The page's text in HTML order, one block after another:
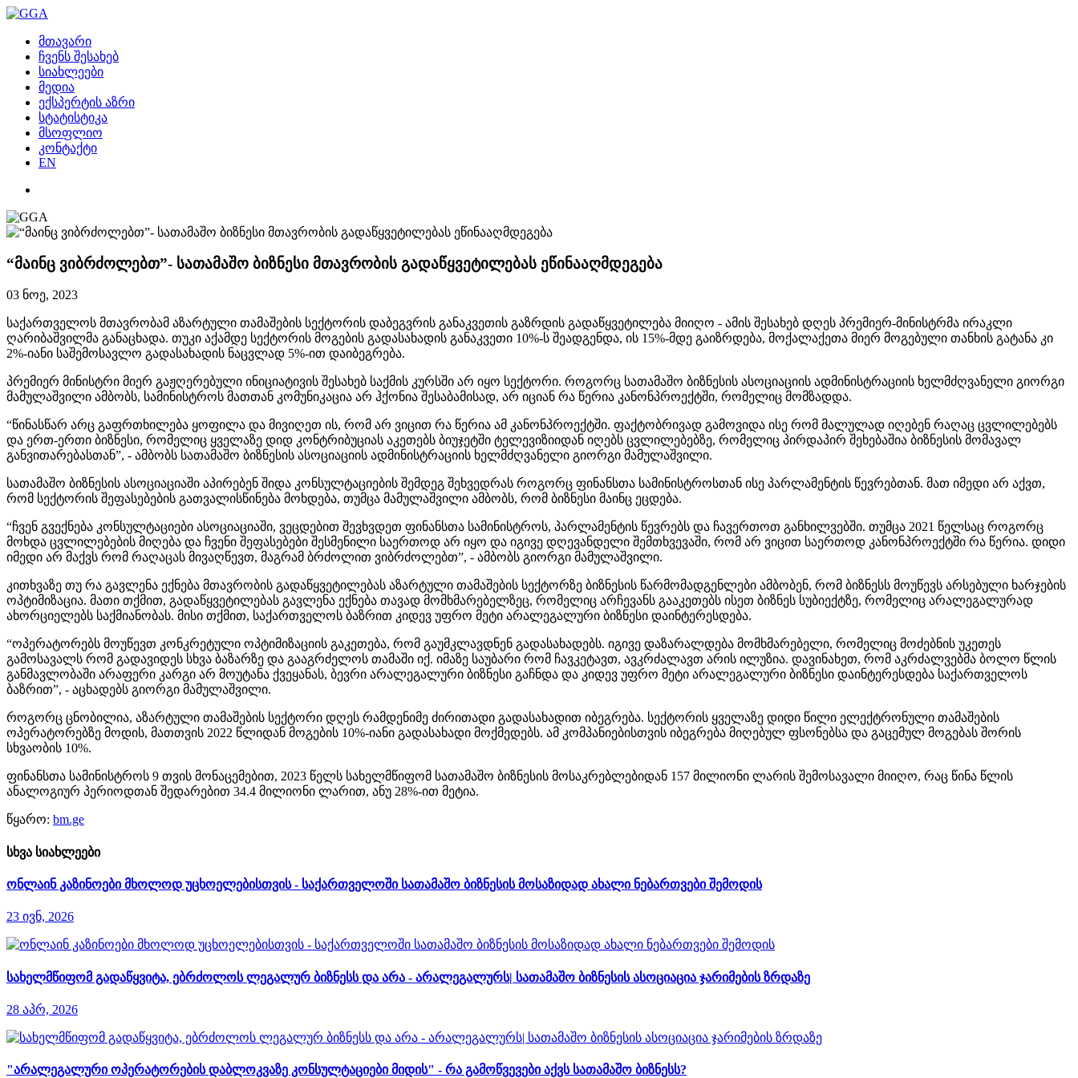
მთავარი
ჩვენს შესახებ
სიახლეები
მედია
ექსპერტის აზრი
სტატისტიკა
მსოფლიო
კონტაქტი
EN
“მაინც ვიბრძოლებთ”- სათამაშო ბიზნესი მთავრობის გადაწყვეტილებას ეწინააღმდეგება
03 ნოე, 2023
საქართველოს მთავრობამ აზარტული თამაშების სექტორის დაბეგვრის განაკვეთის გაზრდის გადაწყვეტილება მიიღო - ამის შესახებ დღეს პრემიერ-მინისტრმა ირაკლი
ღარიბაშვილმა განაცხადა. თუკი აქამდე სექტორის მოგების გადასახადის განაკვეთი 10%-ს შეადგენდა, ის 15%-მდე გაიზრდება, მოქალაქეთა მიერ მოგებული თანხის გატანა კი
2%-იანი საშემოსავლო გადასახადის ნაცვლად 5%-ით დაიბეგრება.
პრემიერ მინისტრი მიერ გაჟღერებული ინიციატივის შესახებ საქმის კურსში არ იყო სექტორი. როგორც სათამაშო ბიზნესის ასოციაციის ადმინისტრაციის ხელმძღვანელი გიორგი
მამულაშვილი ამბობს, სამინისტროს მათთან კომუნიკაცია არ ჰქონია შესაბამისად, არ იციან რა წერია კანონპროექტში, რომელიც მომზადდა.
“წინასწარ არც გაფრთხილება ყოფილა და მივიღეთ ის, რომ არ ვიცით რა წერია ამ კანონპროექტში. ფაქტობრივად გამოვიდა ისე რომ მალულად იღებენ რაღაც ცვლილებებს
და ერთ-ერთი ბიზნესი, რომელიც ყველაზე დიდ კონტრიბუციას აკეთებს ბიუჯეტში ტელევიზიიდან იღებს ცვლილებებზე, რომელიც პირდაპირ შეხებაშია ბიზნესის მომავალ
განვითარებასთან”, - ამბობს სათამაშო ბიზნესის ასოციაციის ადმინისტრაციის ხელმძღვანელი გიორგი მამულაშვილი.
სათამაშო ბიზნესის ასოციაციაში აპირებენ შიდა კონსულტაციების შემდეგ შეხვედრას როგორც ფინანსთა სამინისტროსთან ისე პარლამენტის წევრებთან. მათ იმედი არ აქვთ,
რომ სექტორის შეფასებების გათვალისწინება მოხდება, თუმცა მამულაშვილი ამბობს, რომ ბიზნესი მაინც ეცდება.
“ჩვენ გვექნება კონსულტაციები ასოციაციაში, ვეცდებით შევხვდეთ ფინანსთა სამინისტროს, პარლამენტის წევრებს და ჩავერთოთ განხილვებში. თუმცა 2021 წელსაც როგორც
მოხდა ცვლილებების მიღება და ჩვენი შეფასებები შესმენილი საერთოდ არ იყო და იგივე დღევანდელი შემთხვევაში, რომ არ ვიცით საერთოდ კანონპროექტში რა წერია. დიდი
იმედი არ მაქვს რომ რაღაცას მივაღწევთ, მაგრამ ბრძოლით ვიბრძოლებთ”, - ამბობს გიორგი მამულაშვილი.
კითხვაზე თუ რა გავლენა ექნება მთავრობის გადაწყვეტილებას აზარტული თამაშების სექტორზე ბიზნესის წარმომადგენლები ამბობენ, რომ ბიზნესს მოუწევს არსებული ხარჯების
ოპტიმიზაცია. მათი თქმით, გადაწყვეტილებას გავლენა ექნება თავად მომხმარებელზეც, რომელიც არჩევანს გააკეთებს ისეთ ბიზნეს სუბიექტზე, რომელიც არალეგალურად
ახორციელებს საქმიანობას. მისი თქმით, საქართველოს ბაზრით კიდევ უფრო მეტი არალეგალური ბიზნესი დაინტერესდება.
“ოპერატორებს მოუწევთ კონკრეტული ოპტიმიზაციის გაკეთება, რომ გაუმკლავდნენ გადასახადებს. იგივე დაზარალდება მომხმარებელი, რომელიც მოძებნის უკეთეს
გამოსავალს რომ გადავიდეს სხვა ბაზარზე და გააგრძელოს თამაში იქ. იმაზე საუბარი რომ ჩავკეტავთ, ავკრძალავთ არის ილუზია. დავინახეთ, რომ აკრძალვებმა ბოლო წლის
განმავლობაში არაფერი კარგი არ მოუტანა ქვეყანას, ბევრი არალეგალური ბიზნესი გაჩნდა და კიდევ უფრო მეტი არალეგალური ბიზნესი დაინტერესდება საქართველოს
ბაზრით”, - აცხადებს გიორგი მამულაშვილი.
როგორც ცნობილია, აზარტული თამაშების სექტორი დღეს რამდენიმე ძირითადი გადასახადით იბეგრება. სექტორის ყველაზე დიდი წილი ელექტრონული თამაშების
ოპერატორებზე მოდის, მათთვის 2022 წლიდან მოგების 10%-იანი გადასახადი მოქმედებს. ამ კომპანიებისთვის იბეგრება მიღებულ ფსონებსა და გაცემულ მოგებას შორის
სხვაობის 10%.
ფინანსთა სამინისტროს 9 თვის მონაცემებით, 2023 წელს სახელმწიფომ სათამაშო ბიზნესის მოსაკრებლებიდან 157 მილიონი ლარის შემოსავალი მიიღო, რაც წინა წლის
ანალოგიურ პერიოდთან შედარებით 34.4 მილიონი ლარით, ანუ 28%-ით მეტია.
წყარო: bm.ge
სხვა სიახლეები
ონლაინ კაზინოები მხოლოდ უცხოელებისთვის - საქართველოში სათამაშო ბიზნესის მოსაზიდად ახალი ნებართვები შემოდის
23 ივნ, 2026
სახელმწიფომ გადაწყვიტა, ებრძოლოს ლეგალურ ბიზნესს და არა - არალეგალურს| სათამაშო ბიზნესის ასოციაცია ჯარიმების ზრდაზე
28 აპრ, 2026
"არალეგალური ოპერატორების დაბლოკვაზე კონსულტაციები მიდის" - რა გამოწვევები აქვს სათამაშო ბიზნესს?